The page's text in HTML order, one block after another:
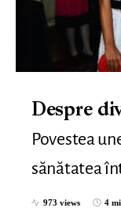
Despre
Povestea
sănătatea
973 views 4